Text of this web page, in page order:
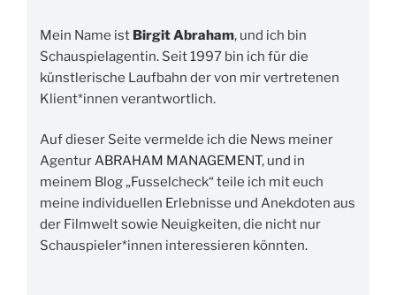
Mein Name ist Birgit Abraham, und ich bin
Schauspielagentin. Seit 1997 bin ich für die
künstlerische Laufbahn der von mir vertretenen
Klient*innen verantwortlich.
Auf dieser Seite vermelde ich die News meiner
AgenturABRAHAM MANAGEMENT, und in
meinem Blog „Fusselcheck“ teile ich mit euch
meine individuellen Erlebnisse und Anekdoten aus
der Filmwelt sowie Neuigkeiten, die nicht nur
Schauspieler*innen interessieren könnten.